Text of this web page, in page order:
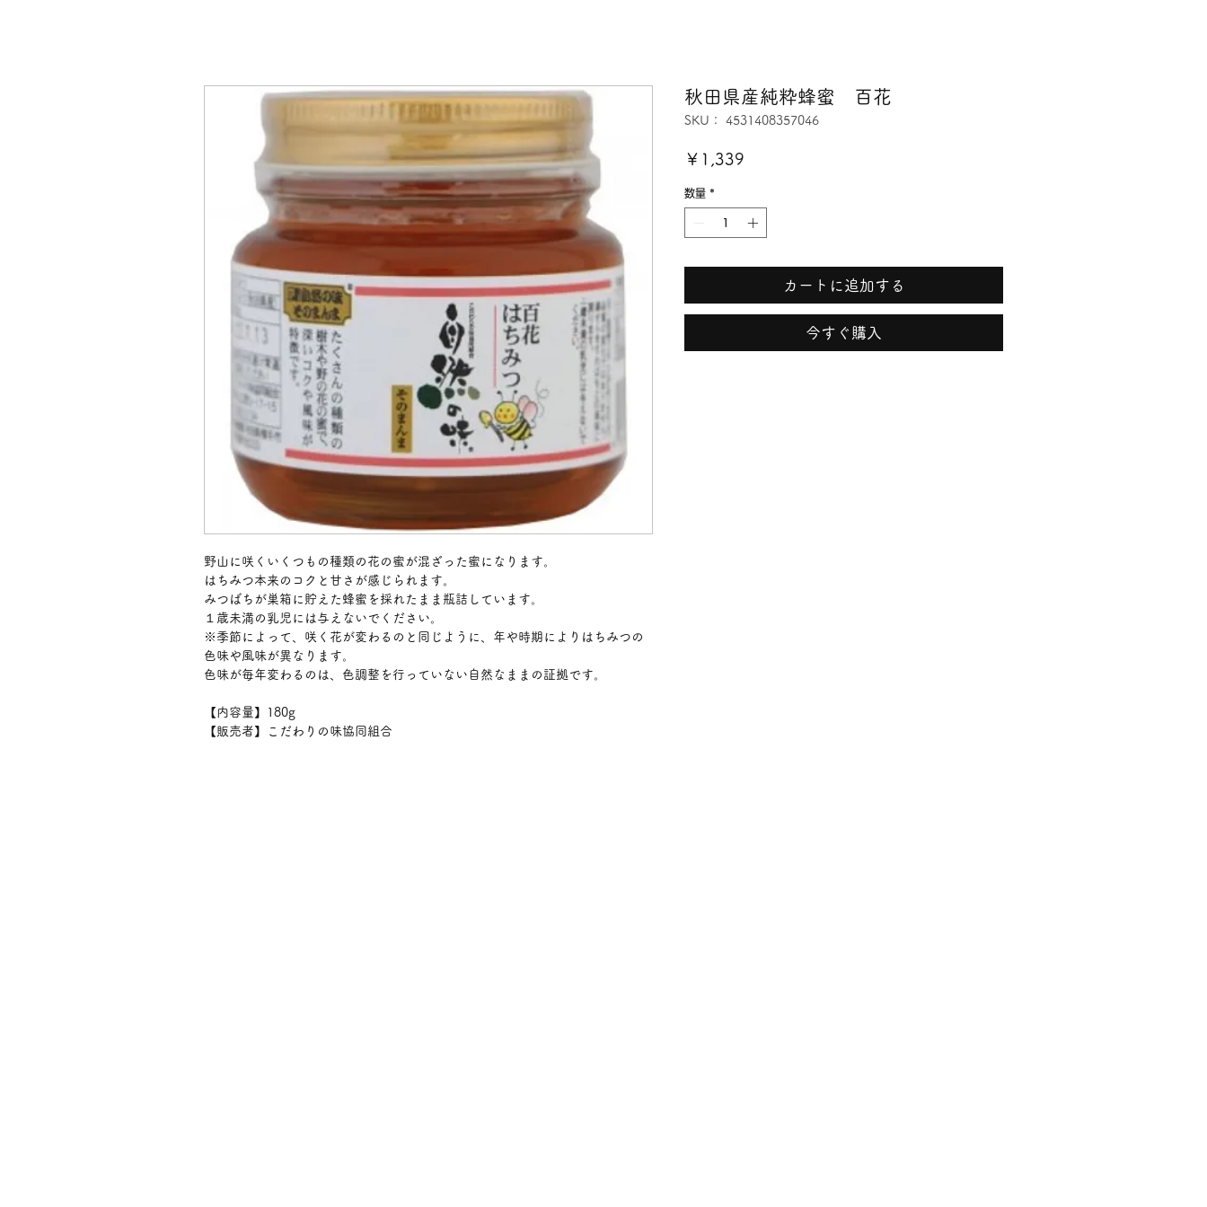
野山に咲くいくつもの種類の花の蜜が混ざった蜜になります。
はちみつ本来のコクと甘さが感じられます。
みつばちが巣箱に貯えた蜂蜜を採れたまま瓶詰しています。
１歳未満の乳児には与えないでください。
※季節によって、咲く花が変わるのと同じように、年や時期によりはちみつの
色味や風味が異なります。
色味が毎年変わるのは、色調整を行っていない自然なままの証拠です。
【内容量】180g
【販売者】こだわりの味協同組合
秋田県産純粋蜂蜜 百花
SKU： 4531408357046
￥1,339
数量 *
カートに追加する
今すぐ購入